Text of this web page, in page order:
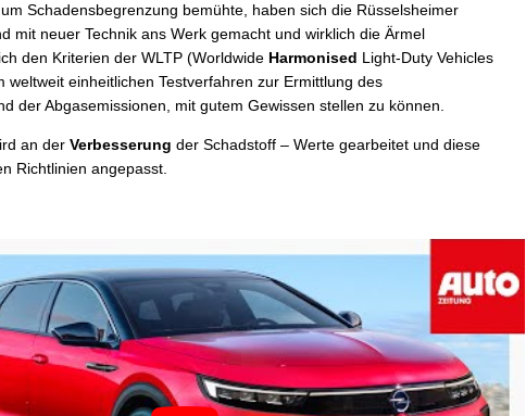
Schadensbegrenzung bemühte, haben sich die Rüsselsheimer
mit neuer Technik ans Werk gemacht und wirklich die Ärmel
den Kriterien der WLTP (Worldwide Harmonised Light-Duty Vehicles
weltweit einheitlichen Testverfahren zur Ermittlung des
der Abgasemissionen, mit gutem Gewissen stellen zu können.
an der Verbesserung der Schadstoff – Werte gearbeitet und diese
Richtlinien angepasst.